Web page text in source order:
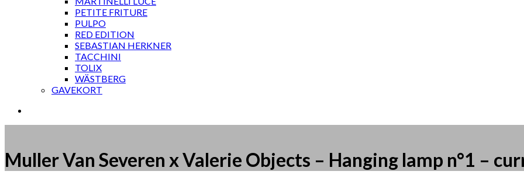
PETITE FRITURE
PULPO
RED EDITION
SEBASTIAN HERKNER
TACCHINI
TOLIX
WÄSTBERG
GAVEKORT
Muller Van Severen x Valerie Objects – Hanging lamp n°1 –